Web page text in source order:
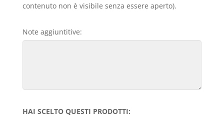
contenuto non è visibile senza essere aperto).
Note aggiuntitive:
HAI SCELTO QUESTI PRODOTTI: